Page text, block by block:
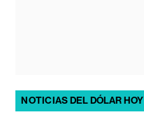
NOTICIAS DEL DÓLAR HOY